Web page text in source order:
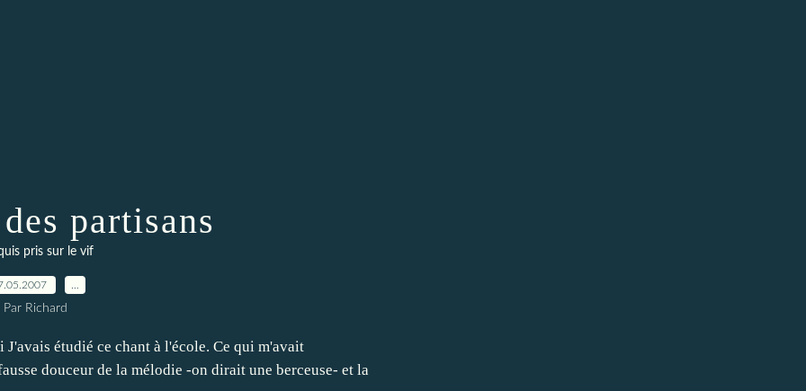
partisans
pris sur le vif
Par Richard
étudié ce chant à l'école. Ce qui m'avait
douceur de la mélodie -on dirait une berceuse- et la